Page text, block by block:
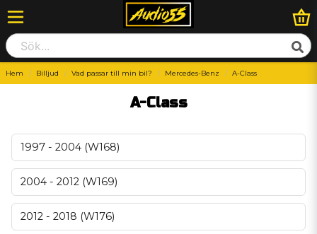
Hem Billjud Vad passar till min bil? Mercedes-Benz A-Class
A-Class
1997 - 2004 (W168)
2004 - 2012 (W169)
2012 - 2018 (W176)